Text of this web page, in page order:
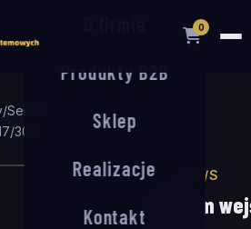
0
Produkty B2B
Sklep
Realizacje
Kontakt
/Seria R/S
30 + OA-80
100×60
SERIA R/S
System